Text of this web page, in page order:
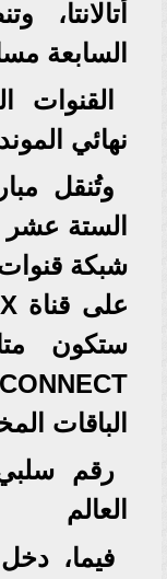
السابعة
القنوات
نهائي
وتُنقل
الباقات
رقم
العالم
فيما،